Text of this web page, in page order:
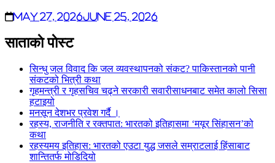
May 27, 2026June 25, 2026
साताकाे पाेस्ट
सिन्धु जल विवाद कि जल व्यवस्थापनको संकट? पाकिस्तानको पानी
संकटको भित्री कथा
गृहमन्त्री र गृहसचिव चढ्ने सरकारी सवारीसाधनबाट समेत कालो सिसा
हटाइयो
मनसून देशभर प्रवेश गर्दै ।
रहस्य, राजनीति र रक्तपात: भारतको इतिहासमा ‘मयूर सिंहासन’को
कथा
रहस्यमय इतिहास: भारतको एउटा युद्ध जसले सम्राटलाई हिंसाबाट
शान्तितर्फ मोडिदियो